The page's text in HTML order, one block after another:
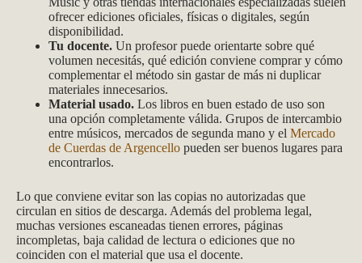
ofrecer ediciones oficiales, físicas o digitales, según
disponibilidad.
Tu docente. Un profesor puede orientarte sobre qué
volumen necesitás, qué edición conviene comprar y cómo
complementar el método sin gastar de más ni duplicar
materiales innecesarios.
Material usado. Los libros en buen estado de uso son
una opción completamente válida. Grupos de intercambio
entre músicos, mercados de segunda mano y el Mercado
de Cuerdas de Argencello pueden ser buenos lugares para
encontrarlos.
Lo que conviene evitar son las copias no autorizadas que
circulan en sitios de descarga. Además del problema legal,
muchas versiones escaneadas tienen errores, páginas
incompletas, baja calidad de lectura o ediciones que no
coinciden con el material que usa el docente.